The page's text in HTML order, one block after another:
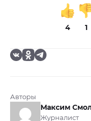
4 1
Авторы
Максим
Журналист